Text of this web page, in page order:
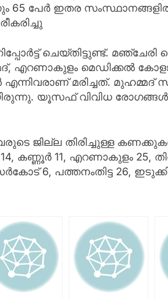
65 പേര്‍ ഇതര
ചെയ്തിട്ടുണ്ട്.
എറണാകുളം മെഡിക്കല്‍
മരിച്ചത്. മുഹമ്മദ്
യൂസഫ് വിവിധ രോഗങ്ങള്‍
ജില്ല തിരിച്ചുള്ള
കണ്ണൂര്‍ 11, എറണാകുളം 25,
6, പത്തനംതിട്ട 26,